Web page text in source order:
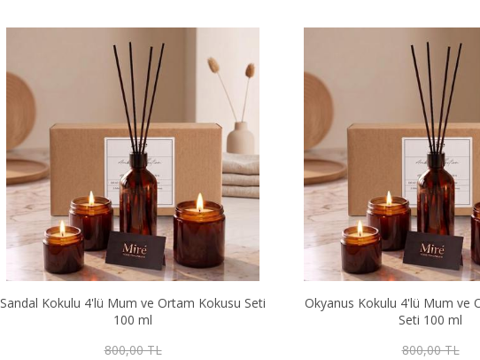
Sandal Kokulu 4'lü Mum ve Ortam Kokusu Seti
100 ml
800,00 TL
Okyanus Kokulu 4'lü Mum ve
Seti 100 ml
800,00 TL